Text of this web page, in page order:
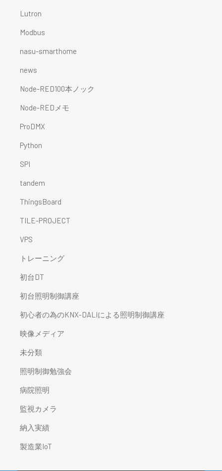
Lutron
Modbus
nasu-smarthome
news
Node-RED100本ノック
Node-REDメモ
ProDMX
Python
SPI
tandem
ThingsBoard
TILE-PROJECT
VPS
トレーニング
初台DT
初台照明制御講座
初心者の為のKNX-DALIによる照明制御講座
映像メディア
未分類
照明制御勉強会
病院照明
監視カメラ
納入実績
製造業IoT